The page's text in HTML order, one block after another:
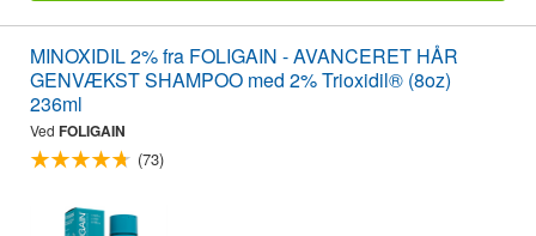
MINOXIDIL 2% fra FOLIGAIN - AVANCERET HÅR
GENVÆKST SHAMPOO med 2% Trioxidil® (8oz)
236ml
Ved FOLIGAIN
(73)